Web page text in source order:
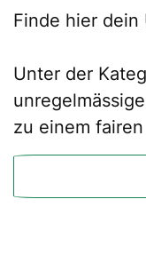
Finde hier dein
Unter der
zu einem fairen